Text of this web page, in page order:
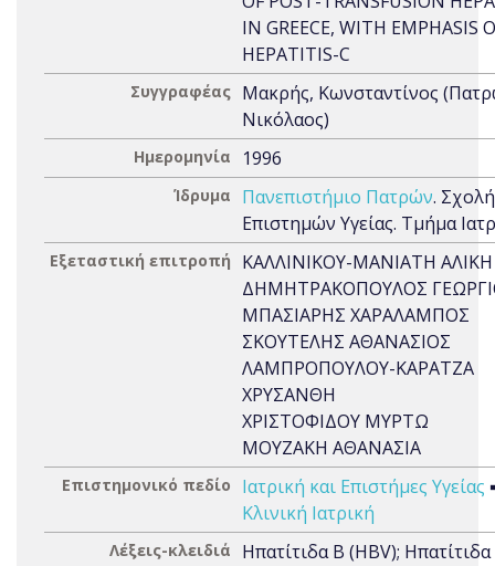
IN GREECE, WITH EMPHASIS
HEPATITIS-C
Συγγραφέας Μακρής, Κωνσταντίνος
Νικόλαος)
Ημερομηνία 1996
Ίδρυμα Πανεπιστήμιο Πατρών. Σχολή
Επιστημών Υγείας. Τμήμα
Εξεταστική επιτροπή
ΚΑΛΛΙΝΙΚΟΥ-ΜΑΝΙΑΤΗ ΑΛΙΚΗ
ΔΗΜΗΤΡΑΚΟΠΟΥΛΟΣ
ΜΠΑΣΙΑΡΗΣ ΧΑΡΑΛΑΜΠΟΣ
ΣΚΟΥΤΕΛΗΣ ΑΘΑΝΑΣΙΟΣ
ΛΑΜΠΡΟΠΟΥΛΟΥ-ΚΑΡΑΤΖΑ
ΧΡΥΣΑΝΘΗ
ΧΡΙΣΤΟΦΙΔΟΥ ΜΥΡΤΩ
ΜΟΥΖΑΚΗ ΑΘΑΝΑΣΙΑ
Επιστημονικό πεδίο Ιατρική και Επιστήμες Υγείας
Κλινική Ιατρική
Λέξεις-κλειδιά Ηπατίτιδα B (HBV); Ηπατίτιδα